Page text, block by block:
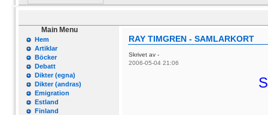
Main Menu
Hem
Artiklar
Böcker
Debatt
Dikter (egna)
Dikter (andras)
Emigration
Estland
Finland
RAY TIMGREN - SAMLARKORT
Skrivet av -
2006-05-04 21:06